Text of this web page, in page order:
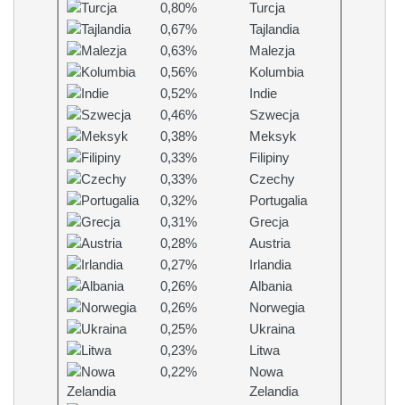
0,80%
Turcja
0,67%
Tajlandia
0,63%
Malezja
0,56%
Kolumbia
0,52%
Indie
0,46%
Szwecja
0,38%
Meksyk
0,33%
Filipiny
0,33%
Czechy
0,32%
Portugalia
0,31%
Grecja
0,28%
Austria
0,27%
Irlandia
0,26%
Albania
0,26%
Norwegia
0,25%
Ukraina
0,23%
Litwa
0,22%
Nowa
Zelandia